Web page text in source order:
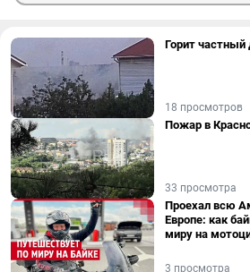
Горит частный
18 просмотров
Пожар в
33 просмотра
Проехал всю
Европе: как
миру на
3 просмотра